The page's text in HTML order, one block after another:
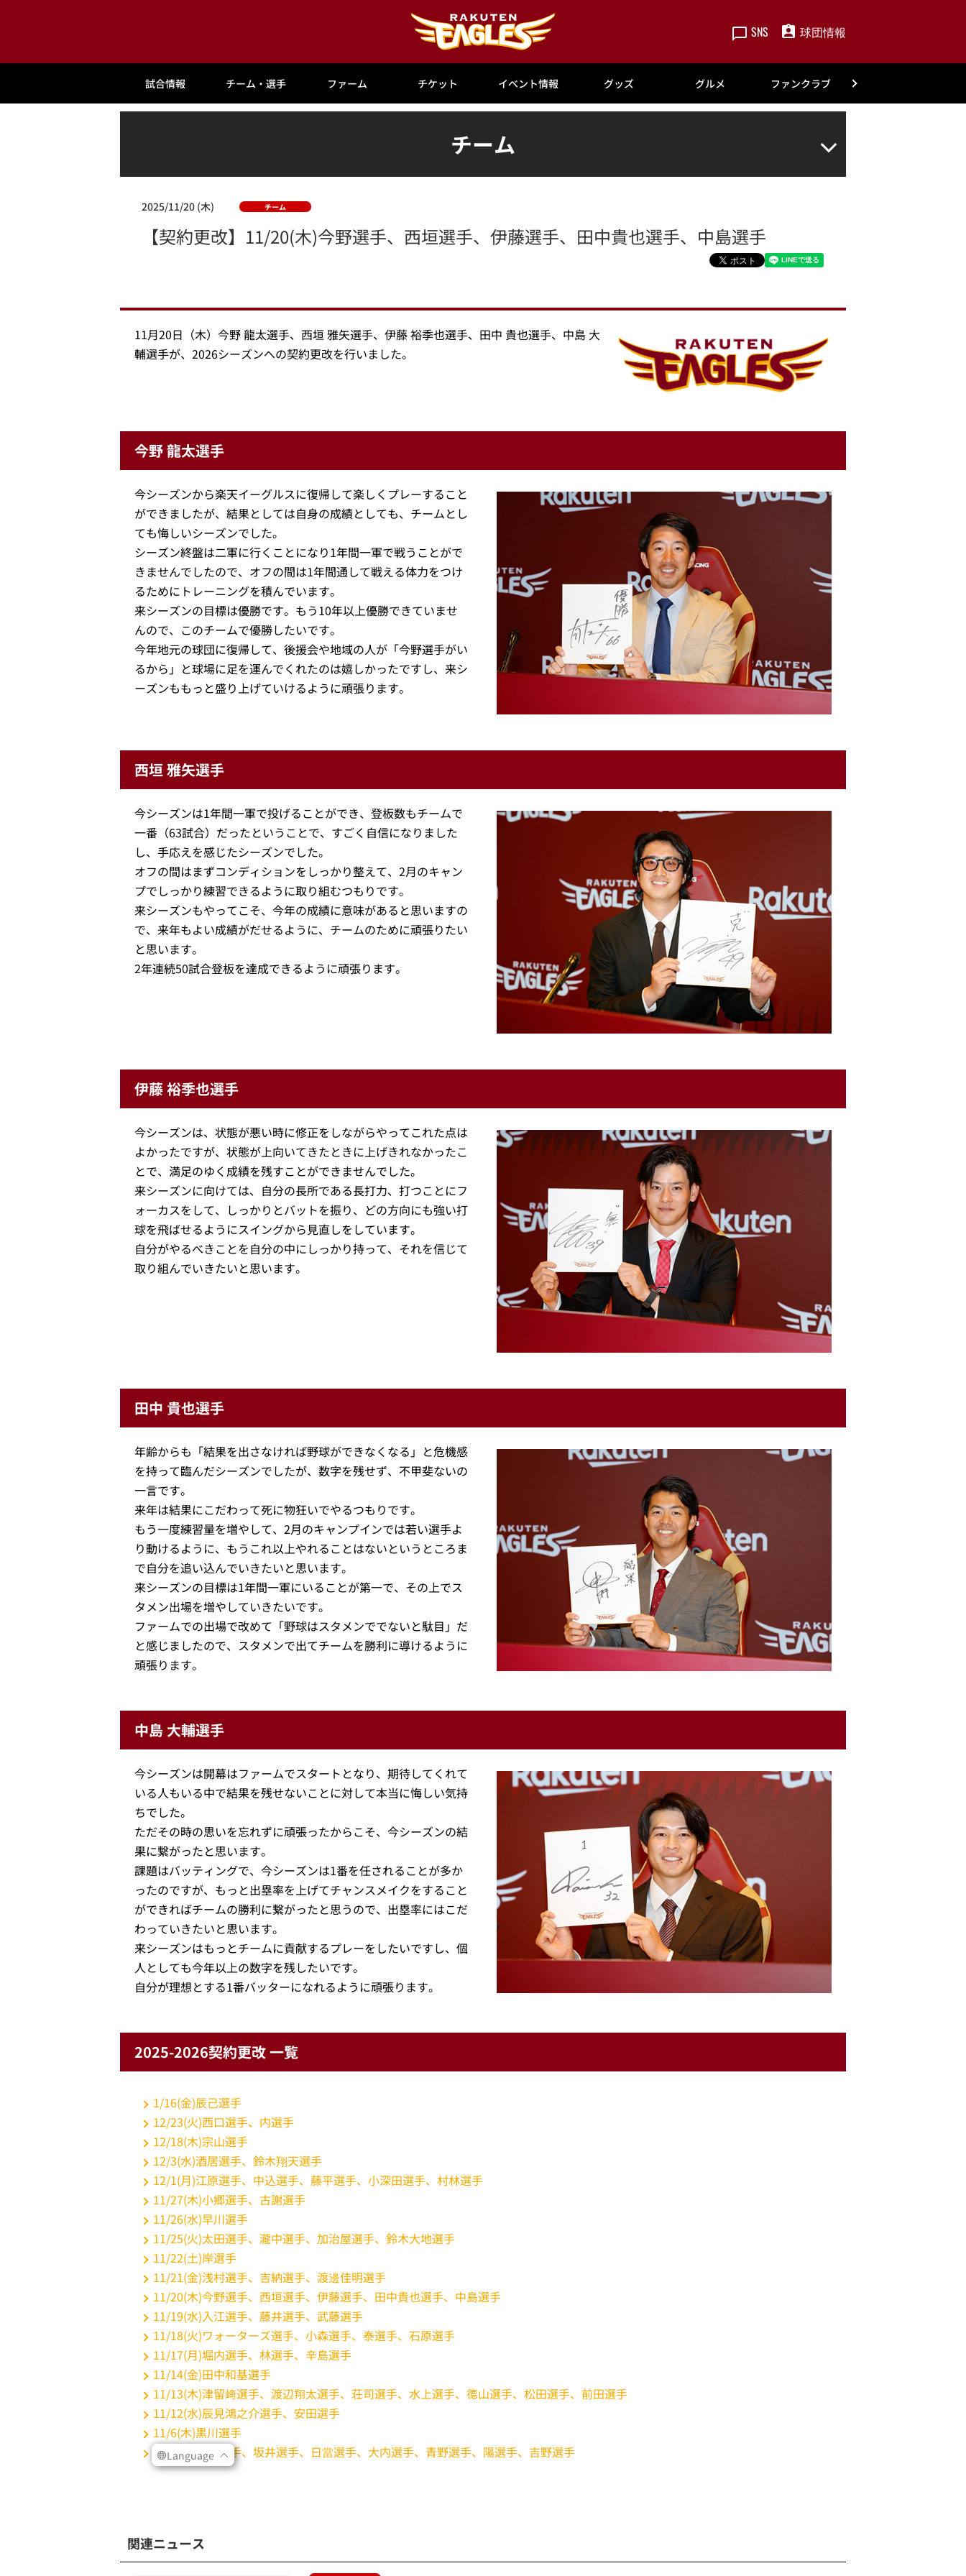
SNS 球団情報
試合情報 チーム・選手 ファーム チケット イベント情報 グッズ グルメ ファンクラブ
チーム
2025/11/20 (木) チーム
【契約更改】11/20(木)今野選手、西垣選手、伊藤選手、田中貴也選手、中島選手
11月20日（木）今野 龍太選手、西垣 雅矢選手、伊藤 裕季也選手、田中 貴也選手、中島 大
輔選手が、2026シーズンへの契約更改を行いました。
今野 龍太選手
今シーズンから楽天イーグルスに復帰して楽しくプレーすること
ができましたが、結果としては自身の成績としても、チームとし
ても悔しいシーズンでした。
シーズン終盤は二軍に行くことになり1年間一軍で戦うことがで
きませんでしたので、オフの間は1年間通して戦える体力をつけ
るためにトレーニングを積んでいます。
来シーズンの目標は優勝です。もう10年以上優勝できていませ
んので、このチームで優勝したいです。
今年地元の球団に復帰して、後援会や地域の人が「今野選手がい
るから」と球場に足を運んでくれたのは嬉しかったですし、来シ
ーズンももっと盛り上げていけるように頑張ります。
西垣 雅矢選手
今シーズンは1年間一軍で投げることができ、登板数もチームで
一番（63試合）だったということで、すごく自信になりました
し、手応えを感じたシーズンでした。
オフの間はまずコンディションをしっかり整えて、2月のキャン
プでしっかり練習できるように取り組むつもりです。
来シーズンもやってこそ、今年の成績に意味があると思いますの
で、来年もよい成績がだせるように、チームのために頑張りたい
と思います。
2年連続50試合登板を達成できるように頑張ります。
伊藤 裕季也選手
今シーズンは、状態が悪い時に修正をしながらやってこれた点は
よかったですが、状態が上向いてきたときに上げきれなかったこ
とで、満足のゆく成績を残すことができませんでした。
来シーズンに向けては、自分の長所である長打力、打つことにフ
ォーカスをして、しっかりとバットを振り、どの方向にも強い打
球を飛ばせるようにスイングから見直しをしています。
自分がやるべきことを自分の中にしっかり持って、それを信じて
取り組んでいきたいと思います。
田中 貴也選手
年齢からも「結果を出さなければ野球ができなくなる」と危機感
を持って臨んだシーズンでしたが、数字を残せず、不甲斐ないの
一言です。
来年は結果にこだわって死に物狂いでやるつもりです。
もう一度練習量を増やして、2月のキャンプインでは若い選手よ
り動けるように、もうこれ以上やれることはないというところま
で自分を追い込んでいきたいと思います。
来シーズンの目標は1年間一軍にいることが第一で、その上でス
タメン出場を増やしていきたいです。
ファームでの出場で改めて「野球はスタメンででないと駄目」だ
と感じましたので、スタメンで出てチームを勝利に導けるように
頑張ります。
中島 大輔選手
今シーズンは開幕はファームでスタートとなり、期待してくれて
いる人もいる中で結果を残せないことに対して本当に悔しい気持
ちでした。
ただその時の思いを忘れずに頑張ったからこそ、今シーズンの結
果に繋がったと思います。
課題はバッティングで、今シーズンは1番を任されることが多か
ったのですが、もっと出塁率を上げてチャンスメイクをすること
ができればチームの勝利に繋がったと思うので、出塁率にはこだ
わっていきたいと思います。
来シーズンはもっとチームに貢献するプレーをしたいですし、個
人としても今年以上の数字を残したいです。
自分が理想とする1番バッターになれるように頑張ります。
2025-2026契約更改 一覧
関連ニュース